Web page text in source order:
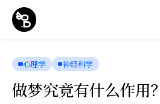
心理学 神经科学
做梦究竟有什么作用？